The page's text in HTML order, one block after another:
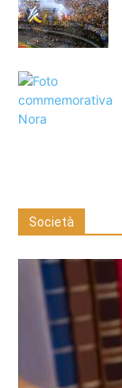
Società